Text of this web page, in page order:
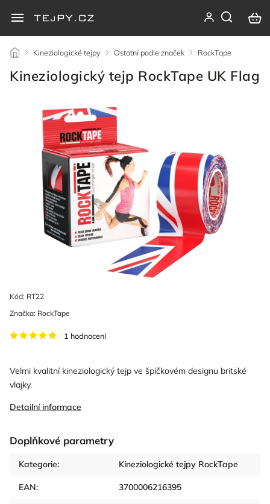
/ Kineziologické tejpy / Ostatní podle značek / RockTape
Kineziologický tejp RockTape UK Flag
Kód: RT22
1 hodnocení
Velmi kvalitní kineziologický tejp ve špičkovém designu britské
vlajky.
Detailní informace
Doplňkové parametry
Kategorie: Kineziologické tejpy RockTape
EAN: 3700006216395
Značka: RockTape